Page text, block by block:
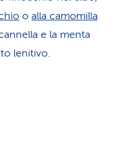
o alla camomilla
e la menta
lenitivo.